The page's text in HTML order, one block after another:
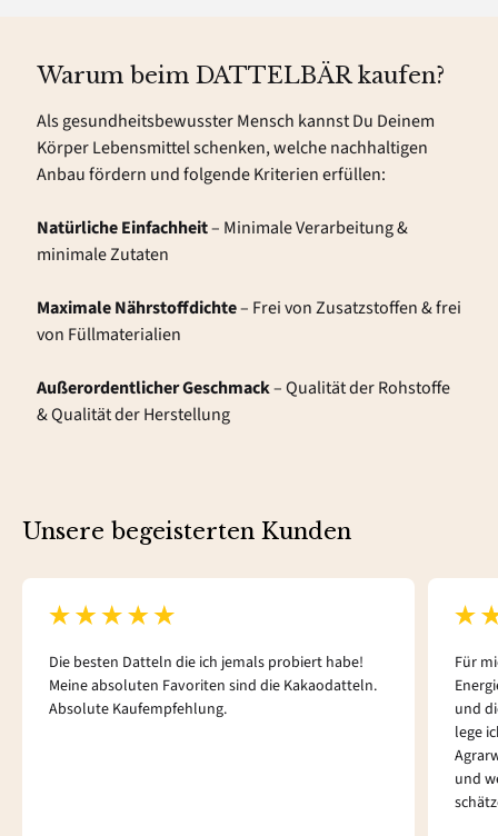
Warum beim DATTELBÄR kaufen?
Als gesundheitsbewusster Mensch kannst Du Deinem
Körper Lebensmittel schenken, welche nachhaltigen
Anbau fördern und folgende Kriterien erfüllen:
Natürliche Einfachheit– Minimale Verarbeitung &
minimale Zutaten
Maximale Nährstoffdichte– Frei von Zusatzstoffen & frei
von Füllmaterialien
Außerordentlicher Geschmack– Qualität der Rohstoffe
& Qualität der Herstellung
Unsere begeisterten Kunden
Die besten Datteln die ich jemals probiert habe!
Meine absoluten Favoriten sind die Kakaodatteln.
Absolute Kaufempfehlung.
Für
und
lege
und